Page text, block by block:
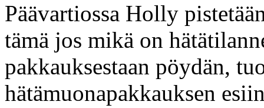
Päävartiossa Holly
tämä jos mikä on
pakkauksestaan pöydän,
hätämuonapakkauksen